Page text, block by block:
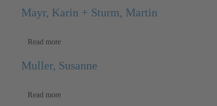
Mayr, Karin + Sturm, Martin
Read more
Muller, Susanne
Read more